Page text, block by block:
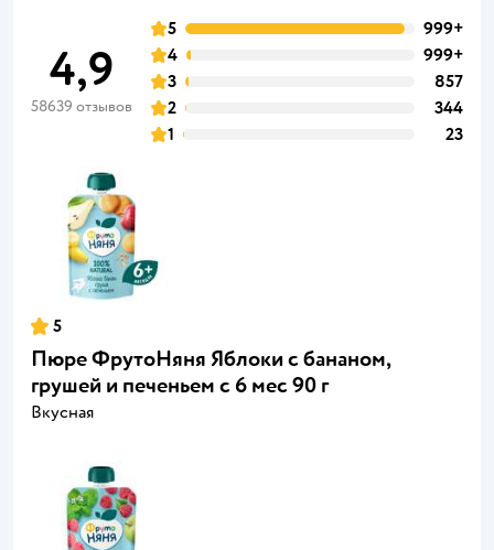
4,9
58639 отзывов
5
999+
4
999+
3
857
2
344
1
23
5
Пюре ФрутоНяня Яблоки с бананом,
грушей и печеньем с 6 мес 90 г
Вкусная